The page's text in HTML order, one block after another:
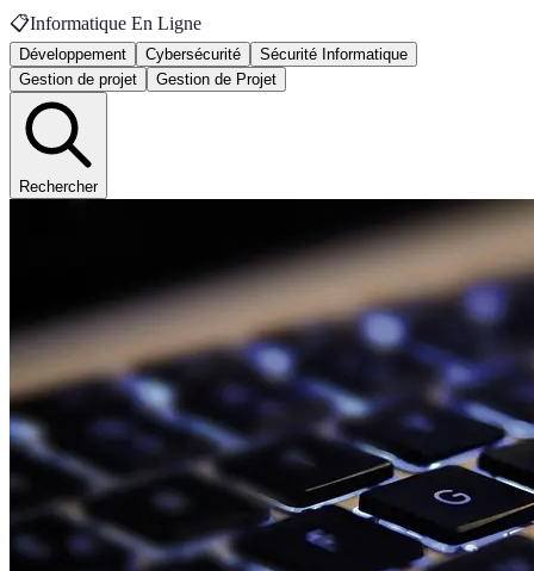
📋Informatique En Ligne
Développement Cybersécurité
Sécurité Informatique
Gestion de projet
Gestion de Projet
Rechercher